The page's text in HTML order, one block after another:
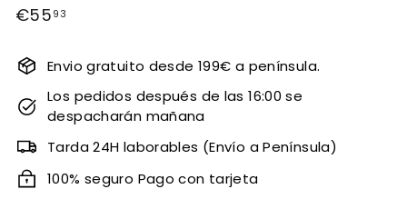
Precio
€55 93
Envio gratuito desde 199€ a península.
Los pedidos después de las 16:00 se
despacharán mañana
Tarda 24H laborables (Envío a Península)
100% seguro Pago con tarjeta